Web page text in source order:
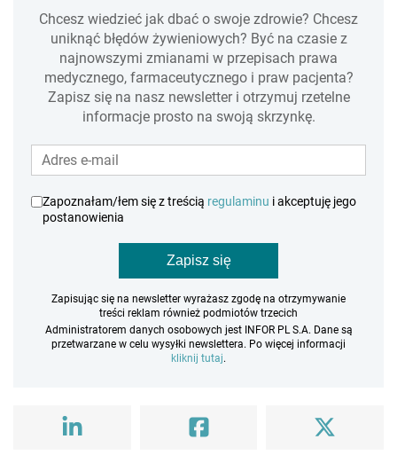
Chcesz wiedzieć jak dbać o swoje zdrowie? Chcesz
uniknąć błędów żywieniowych? Być na czasie z
najnowszymi zmianami w przepisach prawa
medycznego, farmaceutycznego i praw pacjenta?
Zapisz się na nasz newsletter i otrzymuj rzetelne
informacje prosto na swoją skrzynkę.
Zapoznałam/łem się z treścią regulaminu i akceptuję jego
postanowienia
Zapisz się
Zapisując się na newsletter wyrażasz zgodę na otrzymywanie
treści reklam również podmiotów trzecich
Administratorem danych osobowych jest INFOR PL S.A. Dane są
przetwarzane w celu wysyłki newslettera. Po więcej informacji
kliknij tutaj.